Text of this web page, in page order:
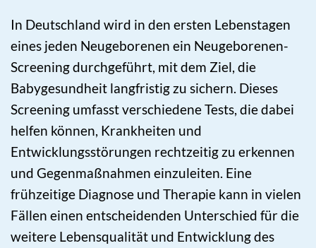
In Deutschland wird in den ersten Lebenstagen
eines jeden Neugeborenen ein Neugeborenen-
Screening durchgeführt, mit dem Ziel, die
Babygesundheit langfristig zu sichern. Dieses
Screening umfasst verschiedene Tests, die dabei
helfen können, Krankheiten und
Entwicklungsstörungen rechtzeitig zu erkennen
und Gegenmaßnahmen einzuleiten. Eine
frühzeitige Diagnose und Therapie kann in vielen
Fällen einen entscheidenden Unterschied für die
weitere Lebensqualität und Entwicklung des